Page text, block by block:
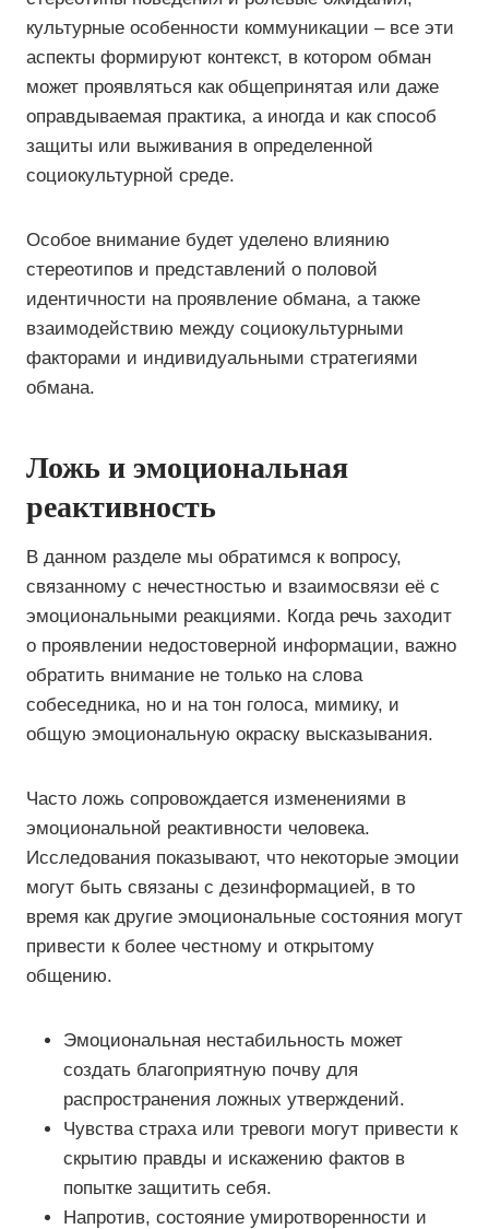
культурные особенности коммуникации – все эти
аспекты формируют контекст, в котором обман
может проявляться как общепринятая или даже
оправдываемая практика, а иногда и как способ
защиты или выживания в определенной
социокультурной среде.
Особое внимание будет уделено влиянию
стереотипов и представлений о половой
идентичности на проявление обмана, а также
взаимодействию между социокультурными
факторами и индивидуальными стратегиями
обмана.
Ложь и эмоциональная
реактивность
В данном разделе мы обратимся к вопросу,
связанному с нечестностью и взаимосвязи её с
эмоциональными реакциями. Когда речь заходит
о проявлении недостоверной информации, важно
обратить внимание не только на слова
собеседника, но и на тон голоса, мимику, и
общую эмоциональную окраску высказывания.
Часто ложь сопровождается изменениями в
эмоциональной реактивности человека.
Исследования показывают, что некоторые эмоции
могут быть связаны с дезинформацией, в то
время как другие эмоциональные состояния могут
привести к более честному и открытому
общению.
Эмоциональная нестабильность может
создать благоприятную почву для
распространения ложных утверждений.
Чувства страха или тревоги могут привести к
скрытию правды и искажению фактов в
попытке защитить себя.
Напротив, состояние умиротворенности и